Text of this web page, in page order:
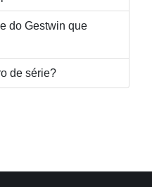
do Gestwin que
de série?